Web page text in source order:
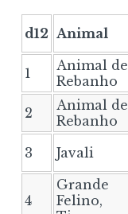
d12 Animal
1
Animal de
Rebanho
2
Animal de
Rebanho
3 Javali
4
Grande
Felino,